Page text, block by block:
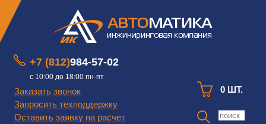
+7 (812)984-57-02
с 10:00 до 18:00 пн-пт
Заказать звонок
Запросить техподдержку
Оставить заявку на расчет
0 ШТ.